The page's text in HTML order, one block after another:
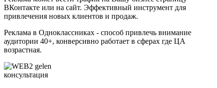
ВКонтакте или на сайт. Эффективный инструмент для
привлечения новых клиентов и продаж.
Реклама в Одноклассниках - способ привлечь внимание
аудитории 40+, конверсивно работает в сферах где ЦА
возрастная.
консультация